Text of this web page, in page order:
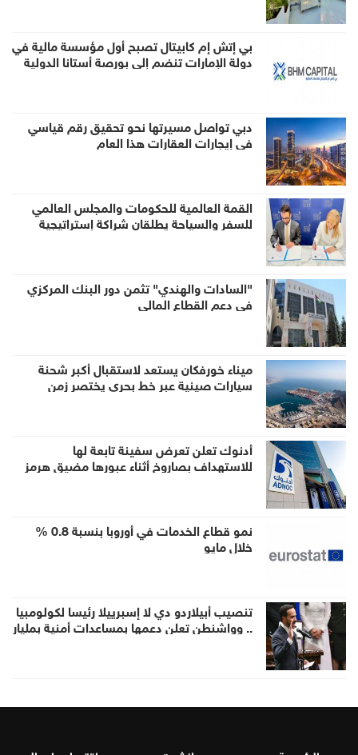
بي إتش إم كابيتال تصبح أول مؤسسة مالية في
دولة الإمارات تنضم إلى بورصة أستانا الدولية
دبي تواصل مسيرتها نحو تحقيق رقم قياسي
في إيجارات العقارات هذا العام
القمة العالمية للحكومات والمجلس العالمي
للسفر والسياحة يطلقان شراكة إستراتيجية
"السادات والهندي" تثمن دور البنك المركزي
في دعم القطاع المالي
ميناء خورفكان يستعد لاستقبال أكبر شحنة
سيارات صينية عبر خط بحري يختصر زمن
أدنوك تعلن تعرض سفينة تابعة لها
للاستهداف بصاروخ أثناء عبورها مضيق هرمز
نمو قطاع الخدمات في أوروبا بنسبة 0.8 %
خلال مايو
تنصيب أبيلاردو دي لا إسبرييلا رئيسا لكولومبيا
.. وواشنطن تعلن دعمها بمساعدات أمنية بمليار